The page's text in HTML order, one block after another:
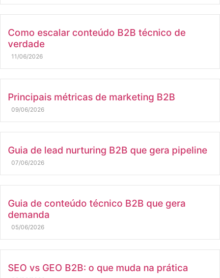
Como escalar conteúdo B2B técnico de
verdade
11/06/2026
Principais métricas de marketing B2B
09/06/2026
Guia de lead nurturing B2B que gera pipeline
07/06/2026
Guia de conteúdo técnico B2B que gera
demanda
05/06/2026
SEO vs GEO B2B: o que muda na prática